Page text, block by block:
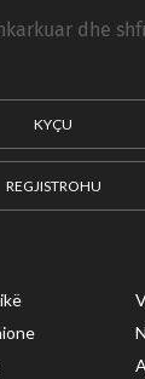
dhe
KYÇU
REGJISTROHU